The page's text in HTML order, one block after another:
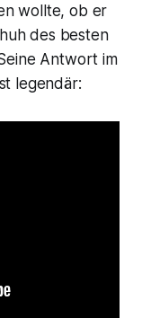
wollte, ob er
des besten
Antwort im
legendär: